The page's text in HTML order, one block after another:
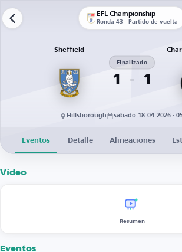
EFL Championship
Ronda 43 - Partido de vuelta
Sheffield
1
Finalizado
1
Hillsborough sábado 18-04-2026 ·
Eventos Detalle Alineaciones
Vídeo
Resumen
Eventos